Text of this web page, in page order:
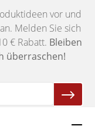
vor und
Melden Sie sich
€ Rabatt. Bleiben
überraschen!